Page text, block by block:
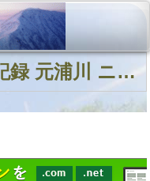
日記の検索 [タグ:山行記録 元浦川 ニシュオマナイ川/鹿追沢 ピリガイ山] 01～01(01件中)